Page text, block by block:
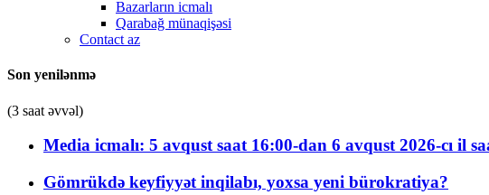
Bazarların icmalı
Qarabağ münaqişəsi
Contact az
Son yenilənmə
(3 saat əvvəl)
Media icmalı: 5 avqust saat 16:00-dan 6 avqust 2026-cı il
Gömrükdə keyfiyyət inqilabı, yoxsa yeni bürokratiya?